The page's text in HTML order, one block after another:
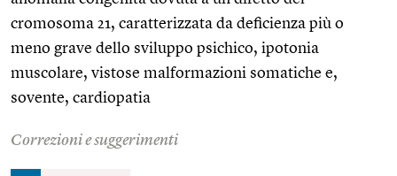
cromosoma 21, caratterizzata da deficienza più o
meno grave dello sviluppo psichico, ipotonia
muscolare, vistose malformazioni somatiche e,
sovente, cardiopatia
Correzioni e suggerimenti